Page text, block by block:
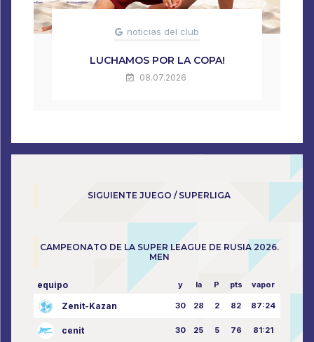
noticias del club
LUCHAMOS POR LA COPA!
08.07.2026
SIGUIENTE JUEGO / SUPERLIGA
CAMPEONATO DE LA SUPER LEAGUE DE RUSIA 2026.
MEN
equipo y la P pts vapor
Zenit-Kazan 30 28 2 82 87:24
cenit 30 25 5 76 81:21